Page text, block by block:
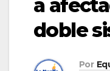
a
doble
Por